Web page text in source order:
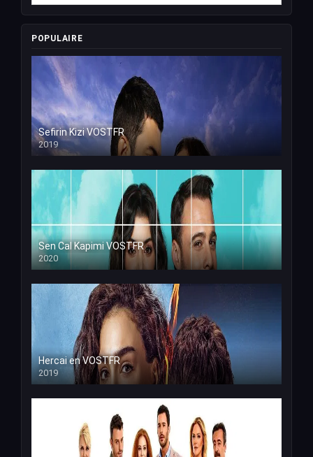
POPULAIRE
Sefirin Kizi VOSTFR
2019
Sen Cal Kapimi VOSTFR
2020
Hercai en VOSTFR
2019